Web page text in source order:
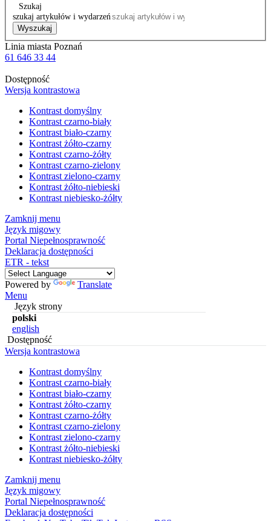
Szukaj
szukaj artykułów i wydarzeń
Wyszukaj
Linia miasta Poznań
61 646 33 44
Dostępność
Wersja kontrastowa
Kontrast domyślny
Kontrast czarno-biały
Kontrast biało-czarny
Kontrast żółto-czarny
Kontrast czarno-żółty
Kontrast czarno-zielony
Kontrast zielono-czarny
Kontrast żółto-niebieski
Kontrast niebiesko-żółty
Zamknij menu
Język migowy
Portal Niepełnosprawność
Deklaracja dostępności
ETR - tekst
Powered by
Translate
Menu
Język strony
polski
english
Dostępność
Wersja kontrastowa
Kontrast domyślny
Kontrast czarno-biały
Kontrast biało-czarny
Kontrast żółto-czarny
Kontrast czarno-żółty
Kontrast czarno-zielony
Kontrast zielono-czarny
Kontrast żółto-niebieski
Kontrast niebiesko-żółty
Zamknij menu
Język migowy
Portal Niepełnosprawność
Deklaracja dostępności